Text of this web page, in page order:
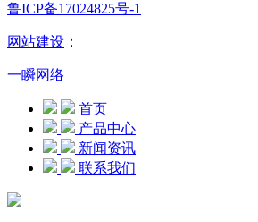
鲁ICP备17024825号-1
网站建设 ：
一瞬网络
首页
产品中心
新闻资讯
联系我们